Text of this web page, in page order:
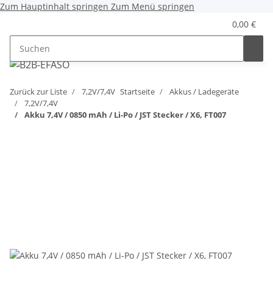
Zum Hauptinhalt springen Zum Menü springen
0,00 €
Zurück zur Liste 7,2V/7,4V Startseite
Akkus / Ladegeräte
7,2V/7,4V
Akku 7,4V / 0850 mAh / Li-Po / JST Stecker / X6, FT007